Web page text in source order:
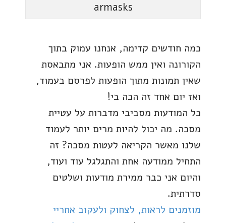
armasks
כמה חודשים קדימה, אנחנו עמוק בתוך
הקורונה ואין ממש הופעות. אני מתבאסת
שאין תמונות מתוך הופעות לפרסם בעמוד,
ואז יום אחד זה הכה בי!
כל המודעות מסביבי מדברות על עטיית
מסכה. מה יכול להיות מרים יותר לעמוד
שלנו מאשר הקריאה לעטות מסכה? זה
התחיל ממודעה אחת והתגלגל עוד ועוד,
והיום אני כבר ממירת מודעות ושלטים
סדרתית.
מוזמנים לראות, לצחוק ולעקוב אחריי